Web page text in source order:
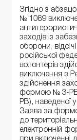
Згідно з
№ 1089
заходів із
оборони,
російської
волонтерів
виключення з
здійснення
формою № 3-РВ
РВ), наведеної
Заява за
до
електронній